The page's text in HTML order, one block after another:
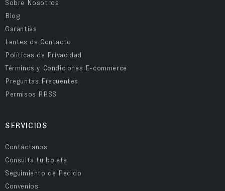
Sobre Nosotros
Blog
Garantías
Lentes de Contacto
Políticas de Privacidad
Términos y Condiciones E-commerce
Preguntas Frecuentes
Permisos RRSS
SERVICIOS
Contáctanos
Consulta tu boleta
Seguimiento de Pedido
Convenios